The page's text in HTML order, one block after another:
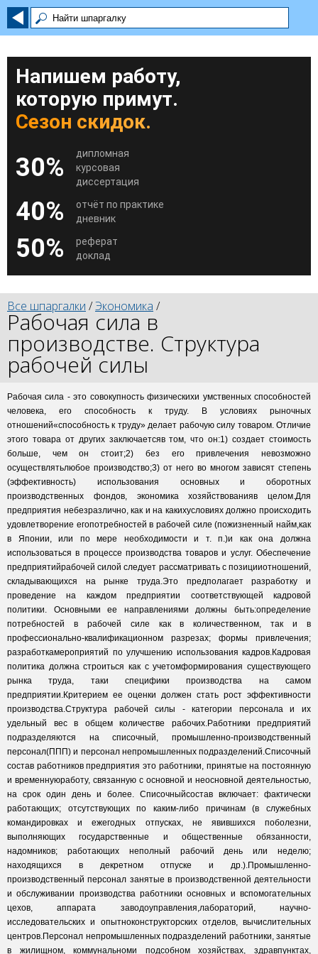
Напишем работу,
которую примут.
Сезон скидок.
30%
дипломная
курсовая
диссертация
40%
отчёт по практике
дневник
50%
реферат
доклад
Все шпаргалки /Экономика /
Рабочая сила в
производстве. Структура
рабочей силы
Рабочая сила - это совокупность физическихи умственных способностей
человека, его способность к труду. В условиях рыночных
отношений«способность к труду» делает рабочую силу товаром. Отличие
этого товара от других заключаетсяв том, что он:1) создает стоимость
больше, чем он стоит;2) без его привлечения невозможно
осуществлятьлюбое производство;3) от него во многом зависят степень
(эффективность) использования основных и оборотных
производственных фондов, экономика хозяйствованияв целом.Для
предприятия небезразлично, как и на какихусловиях должно происходить
удовлетворение егопотребностей в рабочей силе (пожизненный найм,как
в Японии, или по мере необходимости и т. п.)и как она должна
использоваться в процессе производства товаров и услуг. Обеспечение
предприятийрабочей силой следует рассматривать с позицииотношений,
складывающихся на рынке труда.Это предполагает разработку и
проведение на каждом предприятии соответствующей кадровой
политики. Основными ее направлениями должны быть:определение
потребностей в рабочей силе как в количественном, так и в
профессионально-квалификационном разрезах; формы привлечения;
разработкамероприятий по улучшению использования кадров.Кадровая
политика должна строиться как с учетомформирования существующего
рынка труда, таки специфики производства на самом
предприятии.Критерием ее оценки должен стать рост эффективности
производства.Структура рабочей силы - категории персонала и их
удельный вес в общем количестве рабочих.Работники предприятий
подразделяются на списочный, промышленно-производственный
персонал(ППП) и персонал непромышленных подразделений.Списочный
состав работников предприятия это работники, принятые на постоянную
и временнуюработу, связанную с основной и неосновной деятельностью,
на срок один день и более. Списочныйсостав включает: фактически
работающих; отсутствующих по каким-либо причинам (в служебных
командировках и ежегодных отпусках, не явившихся поболезни,
выполняющих государственные и общественные обязанности,
надомников; работающих неполный рабочий день или неделю;
находящихся в декретном отпуске и др.).Промышленно-
производственный персонал занятые в производственной деятельности
и обслуживании производства работники основных и вспомогательных
цехов, аппарата заводоуправления,лабораторий, научно-
исследовательских и опытноконструкторских отделов, вычислительных
центров.Персонал непромышленных подразделений работники, занятые
в жилищном, коммунальноми подсобном хозяйствах, здравпунктах,